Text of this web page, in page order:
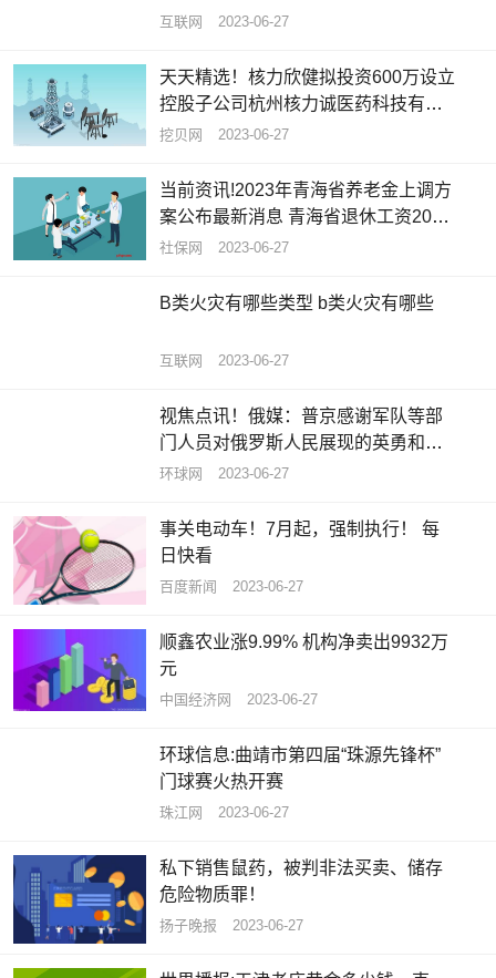
互联网 2023-06-27
天天精选！核力欣健拟投资600万设立
控股子公司杭州核力诚医药科技有限
公司 持股85.71%
挖贝网 2023-06-27
当前资讯!2023年青海省养老金上调方
案公布最新消息 青海省退休工资2023
计算公式
社保网 2023-06-27
B类火灾有哪些类型 b类火灾有哪些
互联网 2023-06-27
视焦点讯！俄媒：普京感谢军队等部
门人员对俄罗斯人民展现的英勇和忠
诚
环球网 2023-06-27
事关电动车！7月起，强制执行！ 每
日快看
百度新闻 2023-06-27
顺鑫农业涨9.99% 机构净卖出9932万
元
中国经济网 2023-06-27
环球信息:曲靖市第四届“珠源先锋杯”
门球赛火热开赛
珠江网 2023-06-27
私下销售鼠药，被判非法买卖、储存
危险物质罪！
扬子晚报 2023-06-27